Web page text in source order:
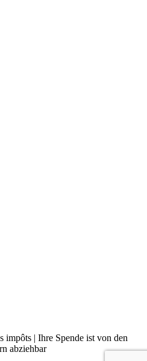
impôts | Ihre Spende ist von den
abziehbar